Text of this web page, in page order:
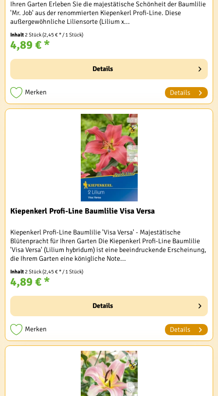
Ihren Garten Erleben Sie die majestätische Schönheit der Baumlilie
'Mr. Job' aus der renommierten Kiepenkerl Profi-Line. Diese
außergewöhnliche Liliensorte (Lilium x...
Inhalt2 Stück(2,45 € * / 1 Stück)
4,89 € *
Details
Merken Details
Kiepenkerl Profi-Line Baumlilie Visa Versa
Kiepenkerl Profi-Line Baumlilie 'Visa Versa' - Majestätische
Blütenpracht für Ihren Garten Die Kiepenkerl Profi-Line Baumlilie
'Visa Versa' (Lilium hybridum) ist eine beeindruckende Erscheinung,
die Ihrem Garten eine königliche Note...
Inhalt2 Stück(2,45 € * / 1 Stück)
4,89 € *
Details
Merken Details